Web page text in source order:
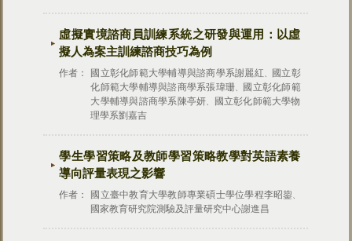
虛擬實境諮商員訓練系統之研發與運用：以虛
擬人為案主訓練諮商技巧為例
作者： 國立彰化師範大學輔導與諮商學系謝麗紅
國立彰
化師範大學輔導與諮商學系張瑋珊
國立彰化師範
大學輔導與諮商學系陳亭妍
國立彰化師範大學物
理學系劉嘉吉
學生學習策略及教師學習策略教學對英語素養
導向評量表現之影響
作者： 國立臺中教育大學教師專業碩士學位學程李昭鋆
國家教育研究院測驗及評量研究中心謝進昌